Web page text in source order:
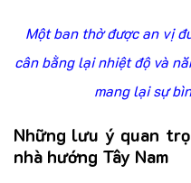
Một ban thờ được an vị
cân bằng lại nhiệt độ và
mang lại sự
Những lưu ý quan
nhà hướng Tây Nam